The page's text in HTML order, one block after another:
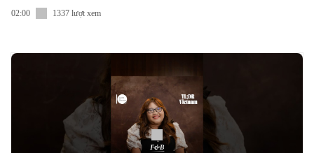
02:00 1337 lượt xem